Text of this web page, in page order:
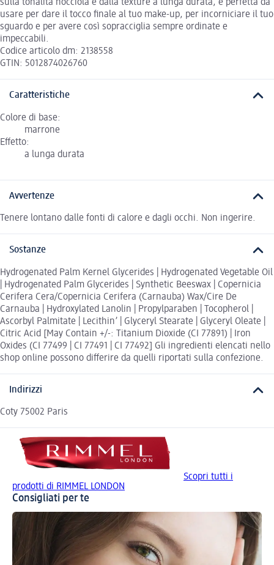
sulla tonalità nocciola e dalla texture a lunga durata, è perfetta da
usare per dare il tocco finale al tuo make-up, per incorniciare il tuo
sguardo e per avere così sopracciglia sempre ordinate e
impeccabili.
Codice articolo dm: 2138558
GTIN: 5012874026760
Caratteristiche
Colore di base:
marrone
Effetto:
a lunga durata
Avvertenze
Tenere lontano dalle fonti di calore e dagli occhi. Non ingerire.
Sostanze
Hydrogenated Palm Kernel Glycerides | Hydrogenated Vegetable Oil
| Hydrogenated Palm Glycerides | Synthetic Beeswax | Copernicia
Cerifera Cera/Copernicia Cerifera (Carnauba) Wax/Cire De
Carnauba | Hydroxylated Lanolin | Propylparaben | Tocopherol |
Ascorbyl Palmitate | Lecithin’ | Glyceryl Stearate | Glyceryl Oleate |
Citric Acid [May Contain +/-: Titanium Dioxide (CI 77891) | Iron
Oxides (CI 77499 | CI 77491 | CI 77492] Gli ingredienti elencati nello
shop online possono differire da quelli riportati sulla confezione.
Indirizzi
Coty 75002 Paris
Scopri tutti i
prodotti di RIMMEL LONDON
Consigliati per te